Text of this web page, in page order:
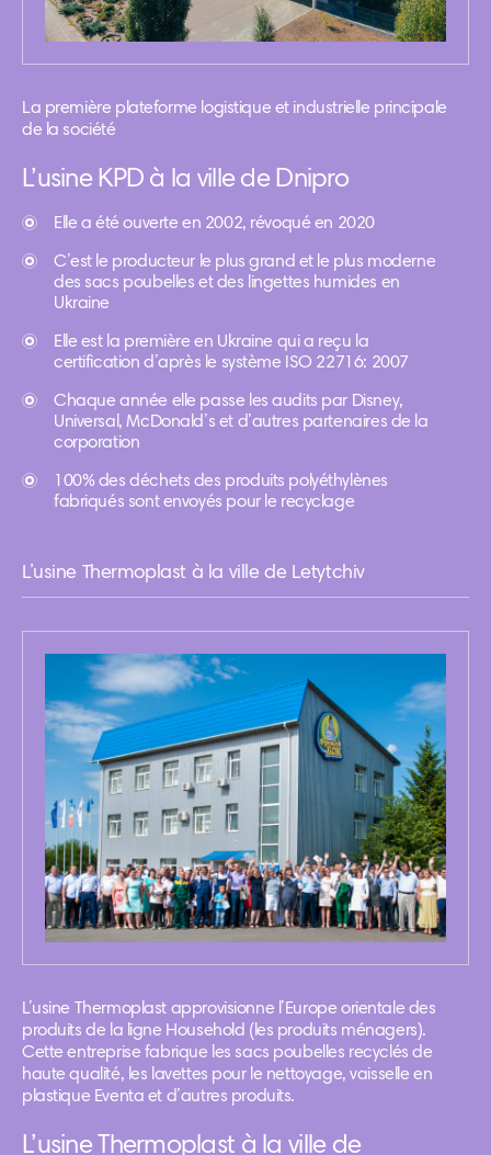
La première plateforme logistique et industrielle principale
de la société
L’usine KPD à la ville de Dnipro
Elle a été ouverte en 2002, révoqué en 2020
C’est le producteur le plus grand et le plus moderne
des sacs poubelles et des lingettes humides en
Ukraine
Elle est la première en Ukraine qui a reçu la
certification d’après le système ISO 22716: 2007
Chaque année elle passe les audits par Disney,
Universal, McDonald’s et d’autres partenaires de la
corporation
100% des déchets des produits polyéthylènes
fabriqués sont envoyés pour le recyclage
L’usine Thermoplast à la ville de Letytchiv
L’usine Thermoplast approvisionne l’Europe orientale des
produits de la ligne Household (les produits ménagers).
Cette entreprise fabrique les sacs poubelles recyclés de
haute qualité, les lavettes pour le nettoyage, vaisselle en
plastique Eventa et d’autres produits.
L’usine Thermoplast à la ville de